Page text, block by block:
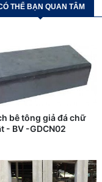
THỂ BẠN QUAN TÂM
bê tông giả đá chữ
- BV -GDCN02